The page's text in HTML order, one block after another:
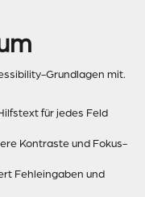
Grundlagen mit.
für jedes Feld
Kontraste und Fokus-
Fehleingaben und